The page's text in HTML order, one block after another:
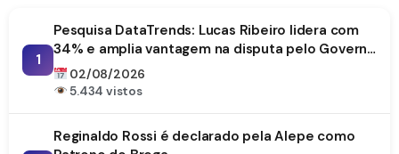
1
Pesquisa DataTrends: Lucas Ribeiro lidera com
34% e amplia vantagem na disputa pelo Governo
da Paraíba
02/08/2026
5.434 vistos
Reginaldo Rossi é declarado pela Alepe como